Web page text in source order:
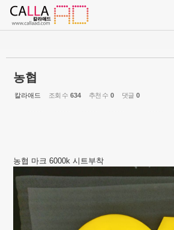
농협
칼라애드 조회 수 634 추천 수 0 댓글 0
농협 마크 6000k 시트부착